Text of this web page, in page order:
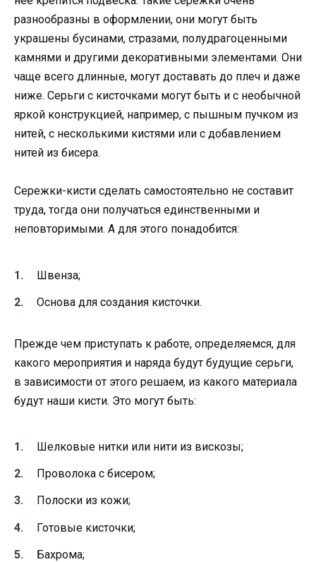
разнообразны в оформлении, они могут быть
украшены бусинами, стразами, полудрагоценными
камнями и другими декоративными элементами. Они
чаще всего длинные, могут доставать до плеч и даже
ниже. Серьги с кисточками могут быть и с необычной
яркой конструкцией, например, с пышным пучком из
нитей, с несколькими кистями или с добавлением
нитей из бисера.
Сережки-кисти сделать самостоятельно не составит
труда, тогда они получаться единственными и
неповторимыми. А для этого понадобится:
Швенза;
Основа для создания кисточки.
Прежде чем приступать к работе, определяемся, для
какого мероприятия и наряда будут будущие серьги,
в зависимости от этого решаем, из какого материала
будут наши кисти. Это могут быть:
Шелковые нитки или нити из вискозы;
Проволока с бисером;
Полоски из кожи;
Готовые кисточки;
Бахрома;